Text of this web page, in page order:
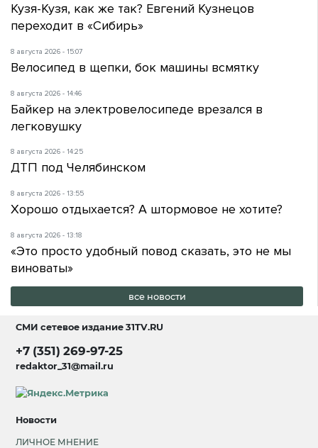
Кузя-Кузя, как же так? Евгений Кузнецов
переходит в «Сибирь»
8 августа 2026 - 15:07
Велосипед в щепки, бок машины всмятку
8 августа 2026 - 14:46
Байкер на электровелосипеде врезался в
легковушку
8 августа 2026 - 14:25
ДТП под Челябинском
8 августа 2026 - 13:55
Хорошо отдыхается? А штормовое не хотите?
8 августа 2026 - 13:18
«Это просто удобный повод сказать, это не мы
виноваты»
все новости
СМИ сетевое издание31TV.RU
+7 (351) 269-97-25
redaktor_31@mail.ru
Новости
ЛИЧНОЕ МНЕНИЕ